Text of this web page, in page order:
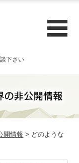
下さい
開情報 > どのような